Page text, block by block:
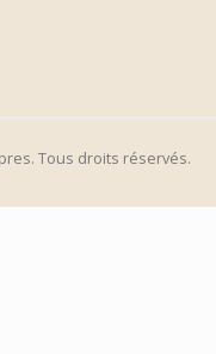
Tous droits réservés.